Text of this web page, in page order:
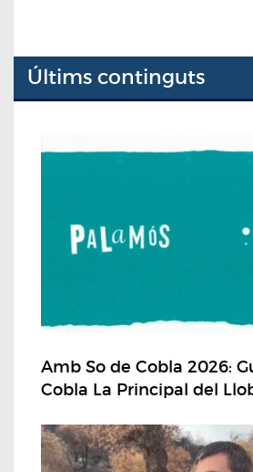
Últims continguts
Amb So de Cobla 2026:
Cobla La Principal del